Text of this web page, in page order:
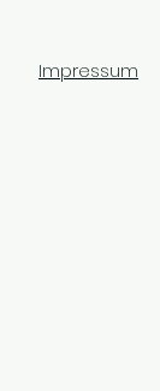
Impressum